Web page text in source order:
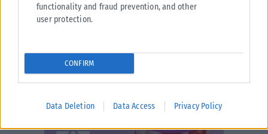
functionality and fraud prevention, and other
user protection.
CONFIRM
Data Deletion Data Access Privacy Policy